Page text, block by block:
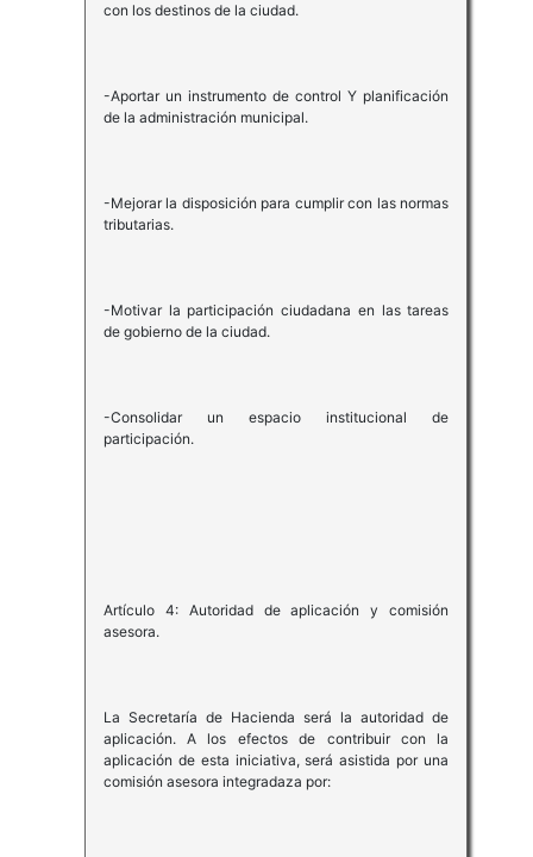
con los destinos de la ciudad.
-Aportar un instrumento de control Y planificación
de la administración municipal.
-Mejorar la disposición para cumplir con las normas
tributarias.
-Motivar la participación ciudadana en las tareas
de gobierno de la ciudad.
-Consolidar un espacio institucional de
participación.
Artículo 4: Autoridad de aplicación y comisión
asesora.
La Secretaría de Hacienda será la autoridad de
aplicación. A los efectos de contribuir con la
aplicación de esta iniciativa, será asistida por una
comisión asesora integradaza por: